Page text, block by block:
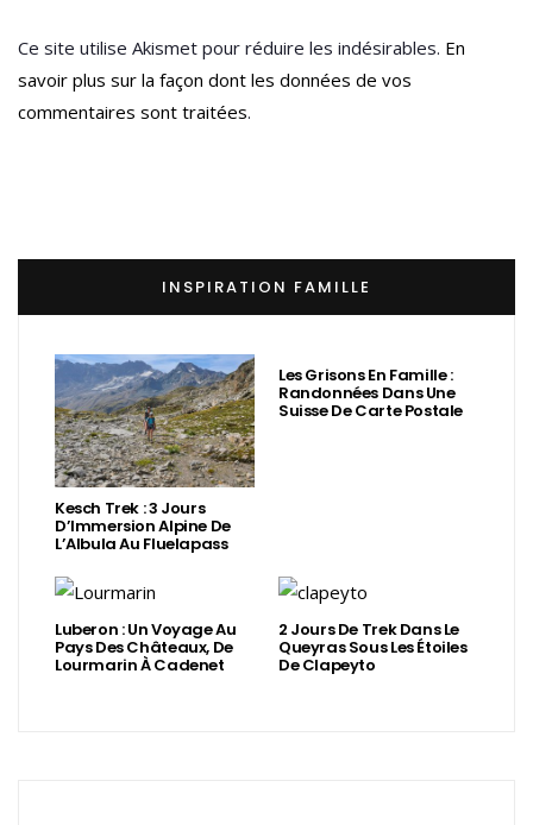
Ce site utilise Akismet pour réduire les indésirables. En
savoir plus sur la façon dont les données de vos
commentaires sont traitées.
INSPIRATION FAMILLE
Kesch Trek : 3 Jours
D’Immersion Alpine De
L’Albula Au Fluelapass
Les Grisons En Famille :
Randonnées Dans Une
Suisse De Carte Postale
Luberon : Un Voyage Au
Pays Des Châteaux, De
Lourmarin À Cadenet
2 Jours De Trek Dans Le
Queyras Sous Les Étoiles
De Clapeyto